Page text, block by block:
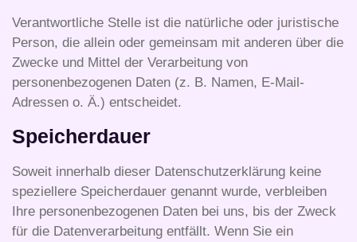
Verantwortliche Stelle ist die natürliche oder juristische
Person, die allein oder gemeinsam mit anderen über die
Zwecke und Mittel der Verarbeitung von
personenbezogenen Daten (z. B. Namen, E-Mail-
Adressen o. Ä.) entscheidet.
Speicherdauer
Soweit innerhalb dieser Datenschutzerklärung keine
speziellere Speicherdauer genannt wurde, verbleiben
Ihre personenbezogenen Daten bei uns, bis der Zweck
für die Datenverarbeitung entfällt. Wenn Sie ein